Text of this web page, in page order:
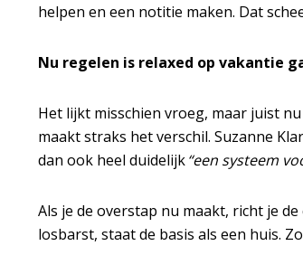
helpen en een notitie maken. Dat
Nu regelen is relaxed op vakantie
Het lijkt misschien vroeg, maar juist
maakt straks het verschil. Suzanne
dan ook heel duidelijk“een systeem
Als je de overstap nu maakt, richt je
losbarst, staat de basis als een huis.